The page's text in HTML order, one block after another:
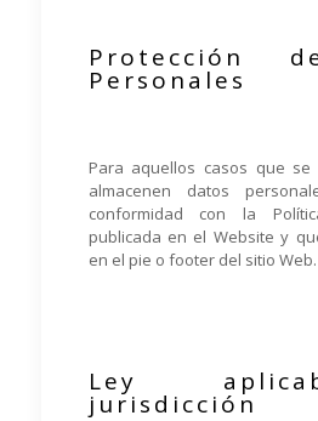
Protección
Personales
Para aquellos casos que
almacenen datos
conformidad con la
publicada en el Website y
en el pie o footer del sitio Web.
Ley
jurisdicción